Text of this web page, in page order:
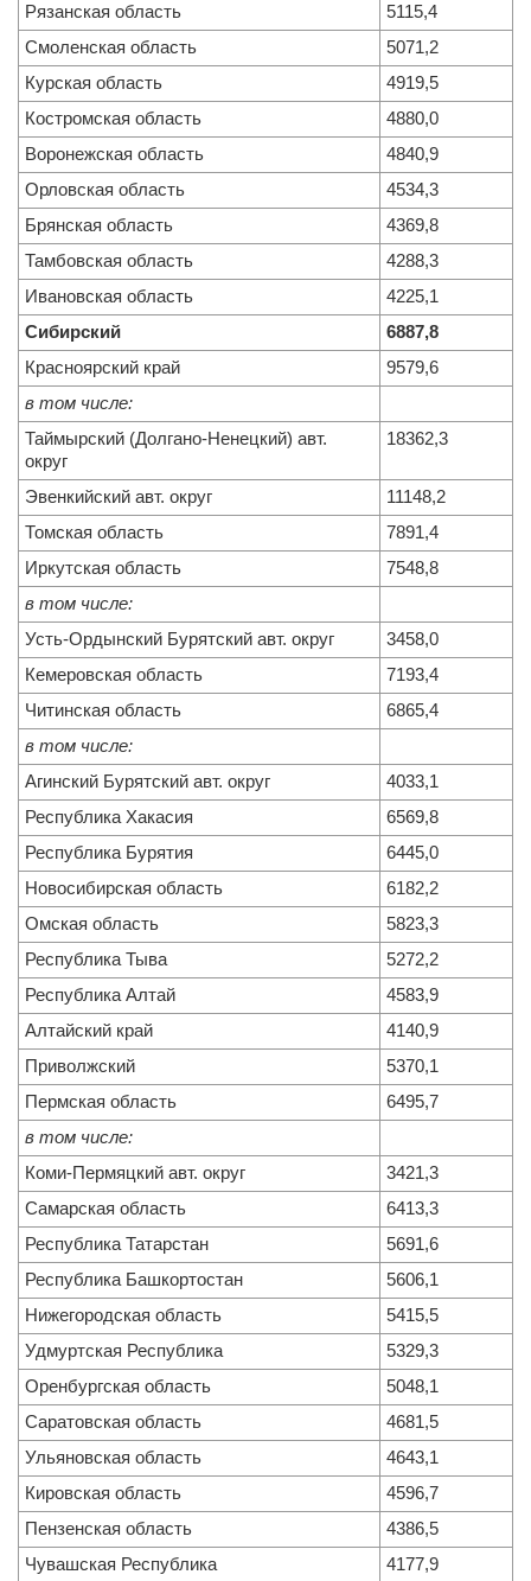
Рязанская область
5115,4
Смоленская область
5071,2
Курская область
4919,5
Костромская область
4880,0
Воронежская область
4840,9
Орловская область
4534,3
Брянская область
4369,8
Тамбовская область
4288,3
Ивановская область
4225,1
Сибирский
6887,8
Красноярский край
9579,6
в том числе:
Таймырский (Долгано-Ненецкий) авт.
округ
18362,3
Эвенкийский авт. округ
11148,2
Томская область
7891,4
Иркутская область
7548,8
в том числе:
Усть-Ордынский Бурятский авт. округ
3458,0
Кемеровская область
7193,4
Читинская область
6865,4
в том числе:
Агинский Бурятский авт. округ
4033,1
Республика Хакасия
6569,8
Республика Бурятия
6445,0
Новосибирская область
6182,2
Омская область
5823,3
Республика Тыва
5272,2
Республика Алтай
4583,9
Алтайский край
4140,9
Приволжский
5370,1
Пермская область
6495,7
в том числе:
Коми-Пермяцкий авт. округ
3421,3
Самарская область
6413,3
Республика Татарстан
5691,6
Республика Башкортостан
5606,1
Нижегородская область
5415,5
Удмуртская Республика
5329,3
Оренбургская область
5048,1
Саратовская область
4681,5
Ульяновская область
4643,1
Кировская область
4596,7
Пензенская область
4386,5
Чувашская Республика
4177,9